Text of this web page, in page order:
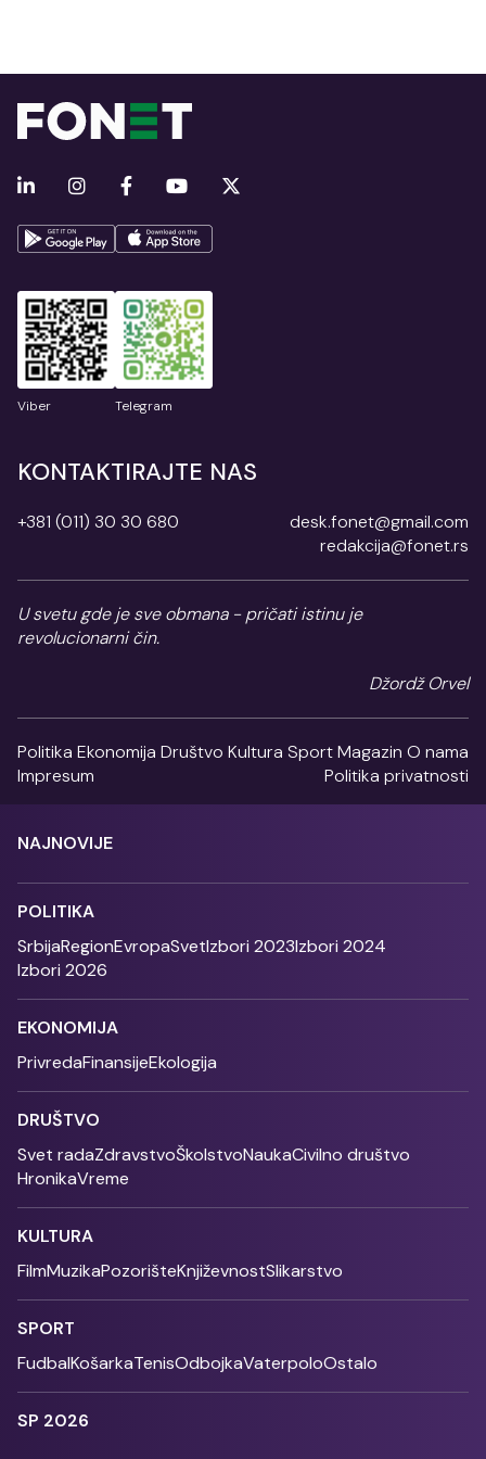
Viber Telegram
KONTAKTIRAJTE NAS
+381 (011) 30 30 680
desk.fonet@gmail.com
redakcija@fonet.rs
U svetu gde je sve obmana - pričati istinu je
revolucionarni čin.
Džordž Orvel
Politika Ekonomija Društvo Kultura SportMagazin O nama
Impresum
Politika privatnosti
NAJNOVIJE
POLITIKA
SrbijaRegionEvropaSvetIzbori 2023Izbori 2024
Izbori 2026
EKONOMIJA
PrivredaFinansijeEkologija
DRUŠTVO
Svet radaZdravstvoŠkolstvoNaukaCivilno društvo
HronikaVreme
KULTURA
FilmMuzikaPozorišteKnjiževnostSlikarstvo
SPORT
FudbalKošarkaTenisOdbojkaVaterpoloOstalo
SP 2026